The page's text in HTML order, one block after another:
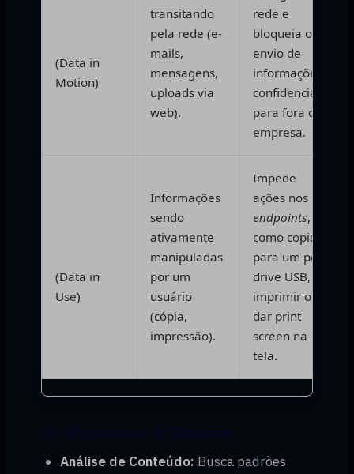
(Data in
Motion)
transitando
pela rede (e-
mails,
mensagens,
uploads via
web).
rede e
bloqueia o
envio de
informações
confidenciais
para fora da
empresa.
(Data in
Use)
Informações
sendo
ativamente
manipuladas
por um
usuário
(cópia,
impressão).
Impede
ações nos
endpoints,
como copiar
para um pen
drive USB,
imprimir ou
dar print
screen na
tela.
Análise de Conteúdo: Busca padrões